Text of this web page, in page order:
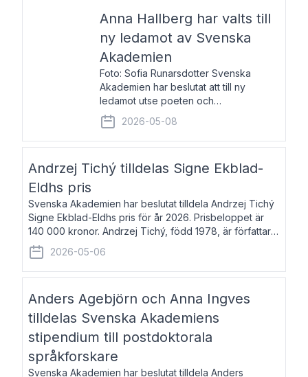
Anna Hallberg har valts till
ny ledamot av Svenska
Akademien
Foto: Sofia Runarsdotter Svenska
Akademien har beslutat att till ny
ledamot utse poeten och
litteraturkritikern Anna Hallberg. Hon
efterträder poeten Tua Forsström på
stol 18 och kommer att ta sitt inträde vid
2026-05-08
Andrzej Tichý tilldelas Signe Ekblad-
Eldhs pris
Svenska Akademien har beslutat tilldela Andrzej Tichý
Signe Ekblad-Eldhs pris för år 2026. Prisbeloppet är
140 000 kronor. Andrzej Tichý, född 1978, är författare
och kulturskribent. Han debuterade 2005 med den
lovordade romanen Sex liter l
2026-05-06
Anders Agebjörn och Anna Ingves
tilldelas Svenska Akademiens
stipendium till postdoktorala
språkforskare
Svenska Akademien har beslutat tilldela Anders